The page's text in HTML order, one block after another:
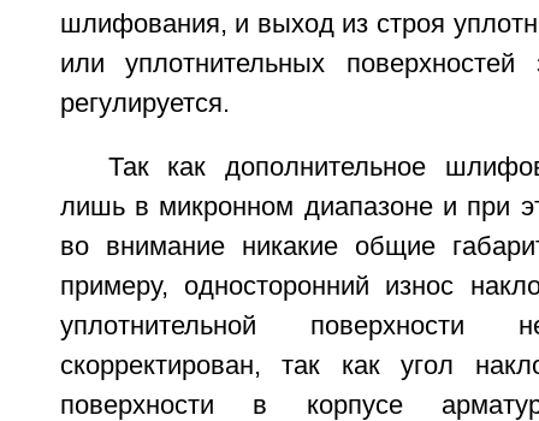
шлифования, и выход из строя
или уплотнительных поверхностей
регулируется.
Так как дополнительное
лишь в микронном диапазоне и при
во внимание никакие общие
примеру, односторонний износ
уплотнительной
скорректирован, так как угол
поверхности в корпусе